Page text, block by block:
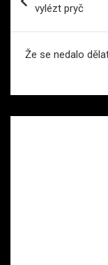
vylézt pryč
Že se nedalo